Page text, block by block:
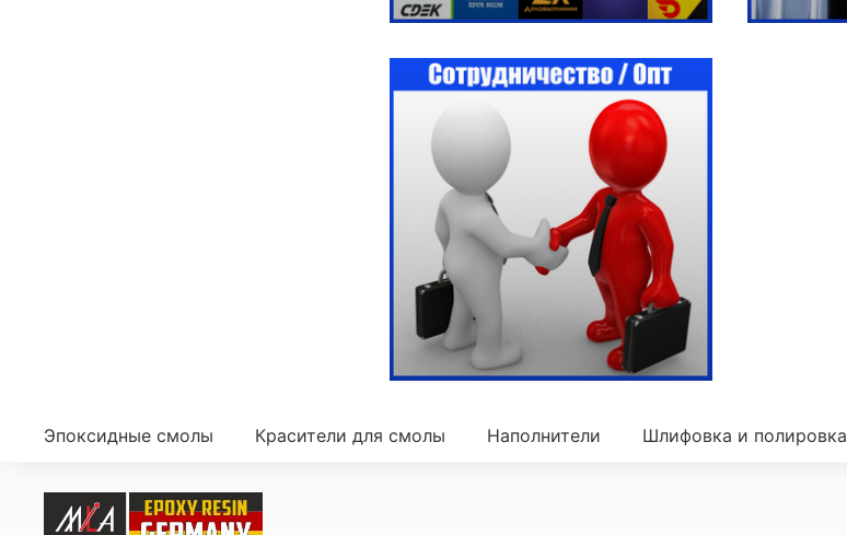
Эпоксидные смолы Красители для смолы Наполнители Шлифовка и полировка